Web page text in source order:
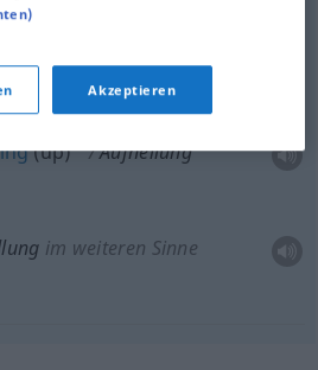
Aufklärung FIG
(up) Aufhellung
im weiteren Sinne
Akzeptieren